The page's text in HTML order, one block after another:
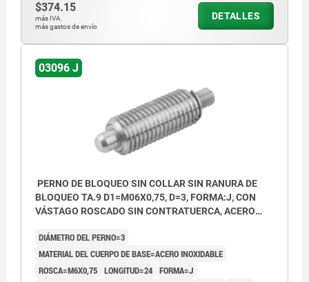
$374.15
más IVA.
más gastos de envío
DETALLES
03096 J
PERNO DE BLOQUEO SIN COLLAR SIN RANURA DE
BLOQUEO TA.9 D1=M06X0,75, D=3, FORMA:J, CON
VÁSTAGO ROSCADO SIN CONTRATUERCA, ACERO
DIÁMETRO DEL PERNO=3
MATERIAL DEL CUERPO DE BASE=ACERO INOXIDABLE
ROSCA=M6X0,75 LONGITUD=24 FORMA=J